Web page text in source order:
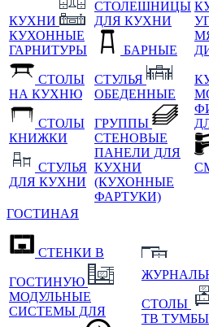
КУХНИ
КУХОННЫЕ
ГАРНИТУРЫ
СТОЛЫ
НА КУХНЮ
СТОЛЫ
КНИЖКИ
СТУЛЬЯ
ДЛЯ КУХНИ
СТОЛЕШНИЦЫ
ДЛЯ КУХНИ
БАРНЫЕ
СТУЛЬЯ
ОБЕДЕННЫЕ
ГРУППЫ
СТЕНОВЫЕ
ПАНЕЛИ ДЛЯ
КУХНИ
(КУХОННЫЕ
ФАРТУКИ)
ГОСТИНАЯ
СТЕНКИ В
ГОСТИНУЮ
МОДУЛЬНЫЕ
СИСТЕМЫ ДЛЯ
СТОЛЫ
ТВ ТУМБЫ